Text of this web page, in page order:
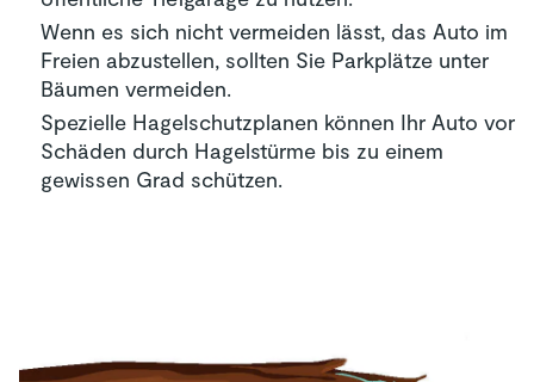
Wenn es sich nicht vermeiden lässt, das Auto im
Freien abzustellen, sollten Sie Parkplätze unter
Bäumen vermeiden.
Spezielle Hagelschutzplanen können Ihr Auto vor
Schäden durch Hagelstürme bis zu einem
gewissen Grad schützen.